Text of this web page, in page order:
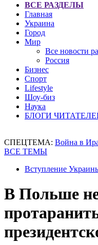
ВСЕ РАЗДЕЛЫ
Главная
Украина
Город
Мир
Все новости
Россия
Бизнес
Спорт
Lifestyle
Шоу-биз
Наука
БЛОГИ
СПЕЦТЕМА: Война в
ВСЕ ТЕМЫ
Вступление
В Польше